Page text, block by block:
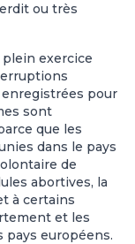
ou très
plein exercice
pour
sont
que les
dans le pays
de
abortives, la
à certains
et les
pays européens.